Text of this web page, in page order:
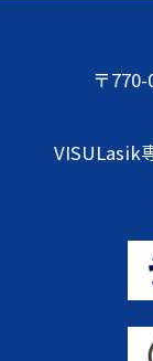
〒
VISULasik